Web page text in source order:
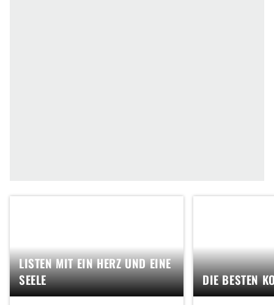
LISTEN MIT EIN HERZ UND EINE
SEELE
DIE BESTEN